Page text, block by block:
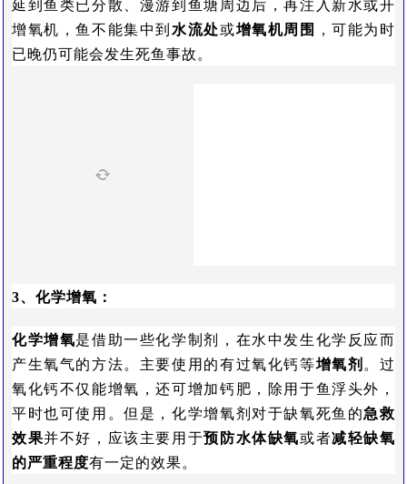
延到鱼类已分散、漫游到鱼塘周边后，再注入新水或开
增氧机，鱼不能集中到 水流处或增氧机周围
，可能为时
已晚仍可能会发生死鱼事故。
3、化学增氧：
化学增氧是借助一些化学制剂，在水中发生化学反应而
产生氧气的方法。主要使用的有过氧化钙等增氧剂 。过
氧化钙不仅能增氧，还可增加钙肥，除用于鱼浮头外，
平时也可使用。但是，化学增氧剂对于缺氧死鱼的急救
效果并不好，应该主要用于预防水体缺氧或者减轻缺氧
的严重程度有一定的效果。